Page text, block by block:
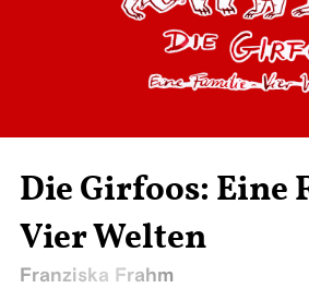
Die Girfoos: Eine
Vier Welten
Franziska Frahm